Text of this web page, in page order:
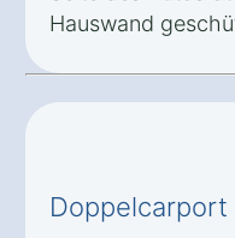
Hauswand
Doppelcarport